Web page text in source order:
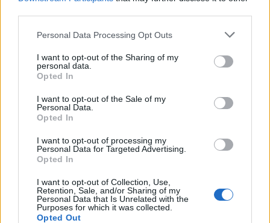
Personal Data Processing Opt Outs
I want to opt-out of the Sharing of my
personal data.
Opted In
I want to opt-out of the Sale of my
Personal Data.
Opted In
I want to opt-out of processing my
Personal Data for Targeted Advertising.
Opted In
I want to opt-out of Collection, Use,
Retention, Sale, and/or Sharing of my
Personal Data that Is Unrelated with the
Purposes for which it was collected.
Opted Out
merginą
Kriminalai
Negrįžo iš Jūros šventės:
artimieji laukė dvi
savaites
patriukšmauti naktį:
remontuojama svarbi